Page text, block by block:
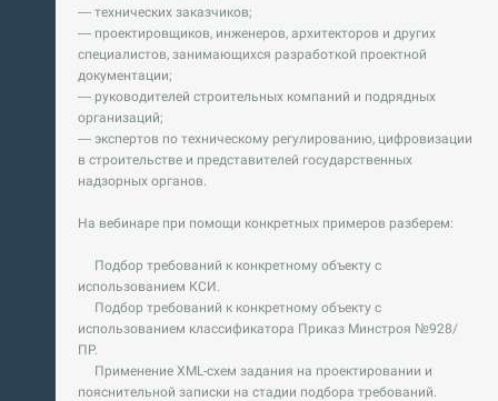
— технических заказчиков;
— проектировщиков, инженеров, архитекторов и других
специалистов, занимающихся разработкой проектной
документации;
— руководителей строительных компаний и подрядных
организаций;
— экспертов по техническому регулированию, цифровизации
в строительстве и представителей государственных
надзорных органов.
На вебинаре при помощи конкретных примеров разберем:
Подбор требований к конкретному объекту с
использованием КСИ.
Подбор требований к конкретному объекту с
использованием классификатора Приказ Минстроя №928/
ПР.
Применение XML-схем задания на проектировании и
пояснительной записки на стадии подбора требований.